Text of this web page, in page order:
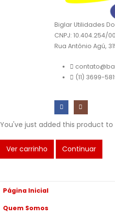
Biglar Utilidades
CNPJ: 10.404.254/
Rua Antônio Agú,
(11) 3699-
You've just added this product
Ver carrinho Continuar
Página Inicial
Quem Somos